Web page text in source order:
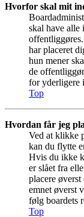
Hvorfor skal mit
skal have alle
har placeret
hun mener
de
for yderligere
Top
Hvordan får jeg
Ved at klikke
kan du flytte
Hvis du ikke
er slået fra
placere
emnet øverst
følg boardets
Top